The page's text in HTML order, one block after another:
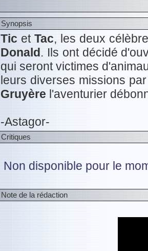
Synopsis
Tic etTac, les deux
Donald. Ils ont décidé
qui seront victimes
leurs diverses missions
Gruyère l'aventurier
-Astagor-
Critiques
Non disponible pour le
Note de la rédaction